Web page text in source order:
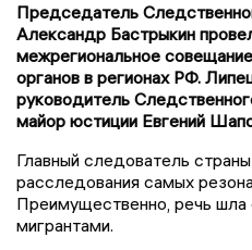
Председатель
Александр Бастрыкин
межрегиональное
органов в регионах РФ.
руководитель
майор юстиции Евгений
Главный следователь
расследования самых
Преимущественно, речь шла
мигрантами.